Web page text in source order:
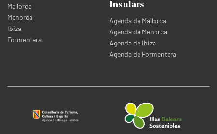
Mallorca
Menorca
Ibiza
Formentera
Insulars
Agenda de Mallorca
Agenda de Menorca
Agenda de Ibiza
Agenda de Formentera